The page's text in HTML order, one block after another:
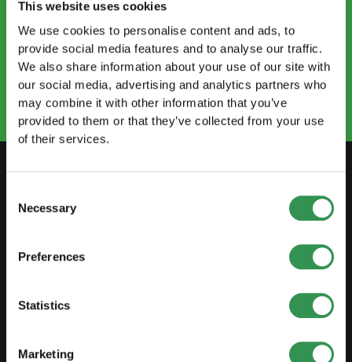
This website uses cookies
We use cookies to personalise content and ads, to
provide social media features and to analyse our traffic.
We also share information about your use of our site with
our social media, advertising and analytics partners who
may combine it with other information that you’ve
provided to them or that they’ve collected from your use
of their services.
Selection
Necessary
Preferences
Statistics
Marketing
CONTACTEZ-NOUS
info.ro@startups.ch
Prendre rendez-vous
+41 22 735 96 66
Créer business plan